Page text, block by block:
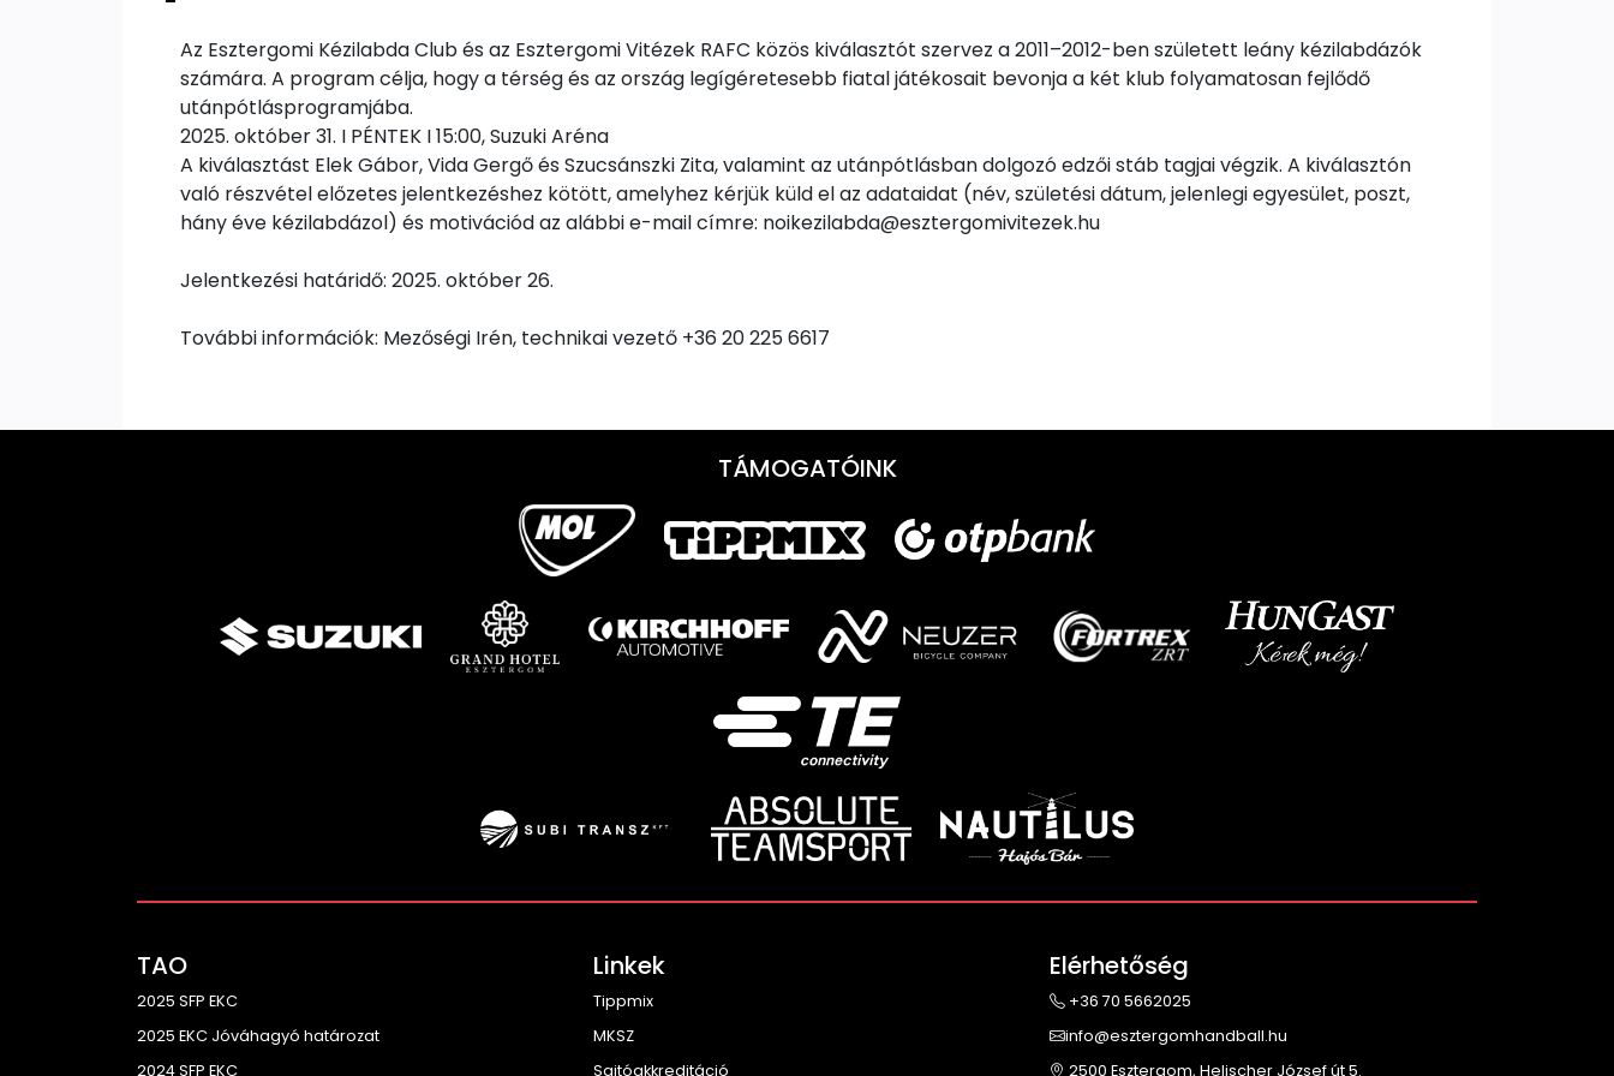
Az Esztergomi Kézilabda Club és az Esztergomi Vitézek RAFC közös kiválasztót szervez a 2011–2012-ben született leány kézilabdázók
számára. A program célja, hogy a térség és az ország legígéretesebb fiatal játékosait bevonja a két klub folyamatosan fejlődő
utánpótlásprogramjába.
2025. október 31. I PÉNTEK I 15:00, Suzuki Aréna
A kiválasztást Elek Gábor, Vida Gergő és Szucsánszki Zita, valamint az utánpótlásban dolgozó edzői stáb tagjai végzik. A kiválasztón
való részvétel előzetes jelentkezéshez kötött, amelyhez kérjük küld el az adataidat (név, születési dátum, jelenlegi egyesület, poszt,
hány éve kézilabdázol) és motivációd az alábbi e-mail címre: noikezilabda@esztergomivitezek.hu
Jelentkezési határidő: 2025. október 26.
További információk: Mezőségi Irén, technikai vezető +36 20 225 6617
TÁMOGATÓINK
TAO
2025 SFP EKC
2025 EKC Jóváhagyó határozat
2024 SFP EKC
Linkek
Tippmix
MKSZ
Sajtóakkreditáció
Elérhetőség
+36 70 5662025
info@esztergomhandball.hu
2500 Esztergom, Helischer József út 5.